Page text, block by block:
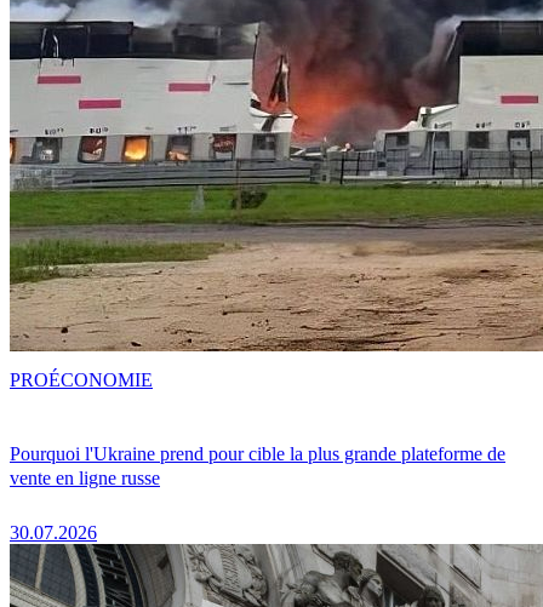
Pourquoi l'Ukraine prend pour cible la plus grande plateforme de
vente en ligne russe
30.07.2026
PROÉCONOMIE